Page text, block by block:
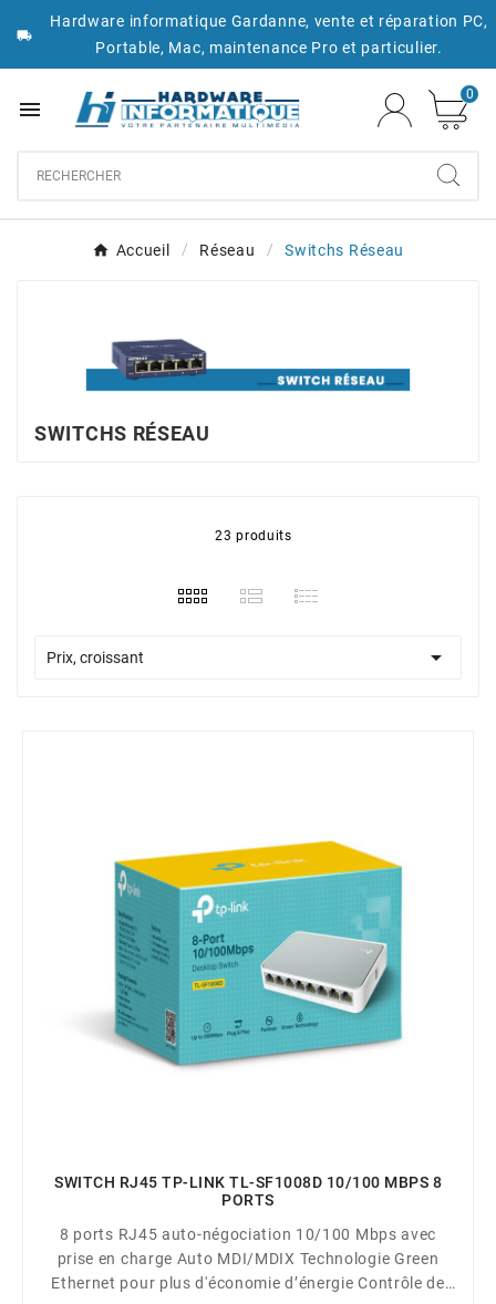

Hardware informatique Gardanne, vente et réparation PC,
Portable, Mac, maintenance Pro et particulier.

0
Accueil Réseau Switchs Réseau
SWITCHS RÉSEAU
23 produits
Prix, croissant 
SWITCH RJ45 TP-LINK TL-SF1008D 10/100 MBPS 8
PORTS
8 ports RJ45 auto-négociation 10/100 Mbps avec
prise en charge Auto MDI/MDIX Technologie Green
Ethernet pour plus d'économie d’énergie Contrôle de